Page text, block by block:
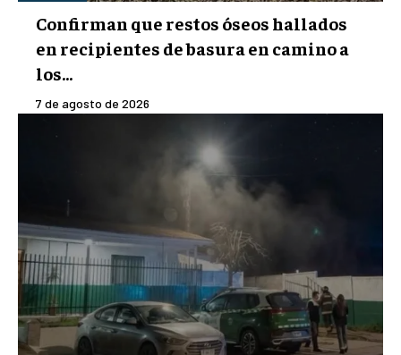
Confirman que restos óseos hallados
en recipientes de basura en camino a
los...
7 de agosto de 2026